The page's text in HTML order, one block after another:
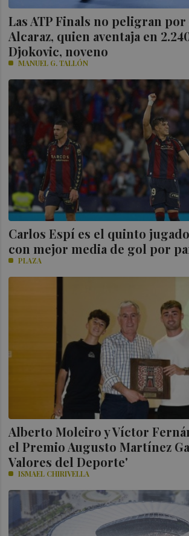
Las ATP Finals no peligran
Alcaraz, quien aventaja en
Djokovic, noveno
MANUEL G. TALLÓN
Carlos Espí es el quinto
con mejor media de gol por
PLAZA
Alberto Moleiro y Víctor
el Premio Augusto Martínez
Valores del Deporte'
ISMAEL CHIRIVELLA